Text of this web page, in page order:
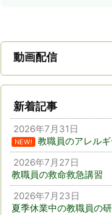
動画配信
新着記事
2026年7月31日
NEW!
教職員のアレル
2026年7月27日
教職員の救命救急講習
2026年7月23日
夏季休業中の教職員の